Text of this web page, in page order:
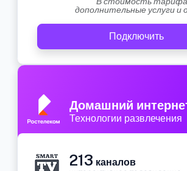
дополнительные услуги и
Подключить
Домашний
Технологии развлечения
213 каналов